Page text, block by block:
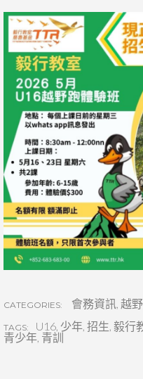
CATEGORIES: 會務資訊, 越
TAGS: U16, 少年, 招生, 毅行
青少年, 青訓